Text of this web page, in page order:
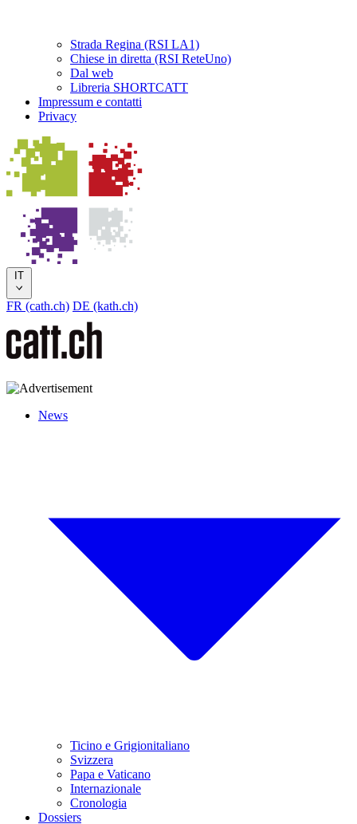
Strada Regina (RSI LA1)
Chiese in diretta (RSI ReteUno)
Dal web
Libreria SHORTCATT
Impressum e contatti
Privacy
IT
FR (cath.ch) DE (kath.ch)
News
Ticino e Grigionitaliano
Svizzera
Papa e Vaticano
Internazionale
Cronologia
Dossiers